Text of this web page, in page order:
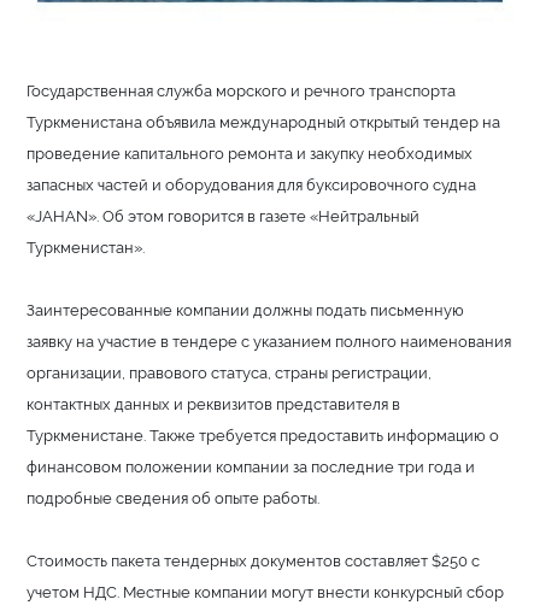
Государственная служба морского и речного транспорта
Туркменистана объявила международный открытый тендер на
проведение капитального ремонта и закупку необходимых
запасных частей и оборудования для буксировочного судна
«JAHAN». Об этом говорится в газете «Нейтральный
Туркменистан».
Заинтересованные компании должны подать письменную
заявку на участие в тендере с указанием полного наименования
организации, правового статуса, страны регистрации,
контактных данных и реквизитов представителя в
Туркменистане. Также требуется предоставить информацию о
финансовом положении компании за последние три года и
подробные сведения об опыте работы.
Стоимость пакета тендерных документов составляет $250 с
учетом НДС. Местные компании могут внести конкурсный сбор